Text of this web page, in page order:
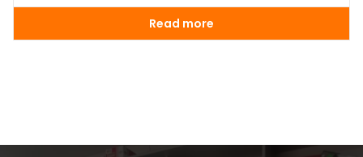
Read more